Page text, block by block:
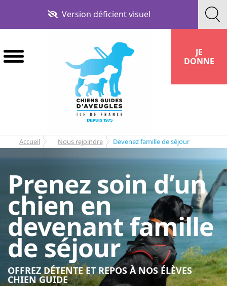
la
contenu
Version déficient visuel
JE
DONNE
Accueil Nous rejoindre Devenez famille de séjour
Prenez soin d’un
chien en
devenant famille
de séjour
OFFREZ DÉTENTE ET REPOS À NOS ÉLÈVES
CHIEN GUIDE